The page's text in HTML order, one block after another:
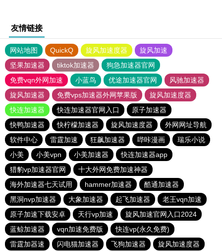
友情链接
网站地图 QuickQ 旋风加速度器
旋风加速
坚果加速器
tiktok加速器
狗急加速器官网
免费vqn外网加速
小蓝鸟 优途加速器官网
风驰加速器
旋风加速器
免费vps加速器外网苹果版
旋风加速度器
快连加速器
快连加速器官网入口
原子加速器
快鸭加速器
快柠檬加速器 旋风加速度器
外网网址导航
软件中心
雷霆加速 狂飙加速器 哔咔漫画
瑞乐小说
小美
小美vpn 小美加速器
快连加速器app
猎豹vp加速器官网
十大外网免费加速神器
海外加速器七天试用
hammer加速器
酷通加速器
黑洞nvp加速器
大象加速器 起飞加速器
老王vqn加速
原子加速下载安卓
天行vp加速
旋风加速官网入口2024
蓝鲸加速器
vqn加速免费版
快连vp(永久免费)
雷霆加器速
闪电猫加速器 飞狗加速器 旋风加速度器